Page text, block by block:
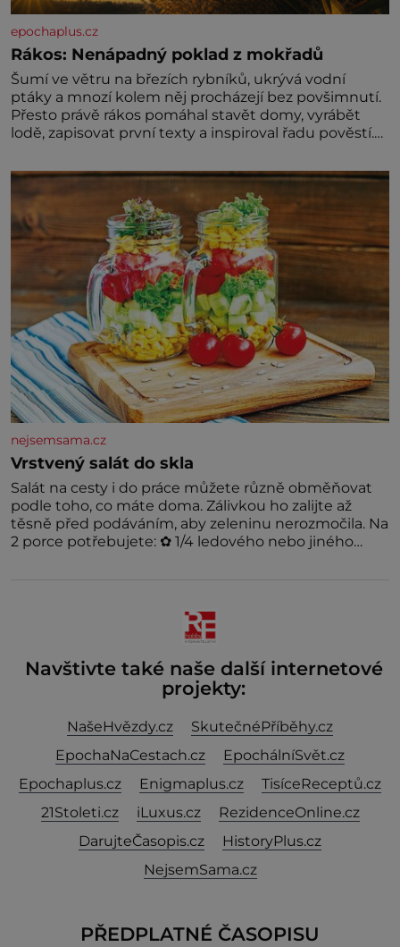
epochaplus.cz
Rákos: Nenápadný poklad z mokřadů
Šumí ve větru na březích rybníků, ukrývá vodní
ptáky a mnozí kolem něj procházejí bez povšimnutí.
Přesto právě rákos pomáhal stavět domy, vyrábět
lodě, zapisovat první texty a inspiroval řadu pověstí.
už tisíce let. Většina lidí vnímá rákos jen jako
obyčejnou kulisu letního koupání. Stačí se však
podívat
nejsemsama.cz
Vrstvený salát do skla
Salát na cesty i do práce můžete různě obměňovat
podle toho, co máte doma. Zálivkou ho zalijte až
těsně před podáváním, aby zeleninu nerozmočila. Na
2 porce potřebujete: ✿ 1/4 ledového nebo jiného
Navštivte také naše další internetové
projekty:
NašeHvězdy.cz
SkutečnéPříběhy.cz
EpochaNaCestach.cz
EpochálníSvět.cz
Epochaplus.cz
Enigmaplus.cz
TisíceReceptů.cz
21Stoleti.cz
iLuxus.cz
RezidenceOnline.cz
DarujteČasopis.cz
HistoryPlus.cz
NejsemSama.cz
PŘEDPLATNÉ ČASOPISU